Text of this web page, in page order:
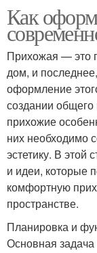
Как
Прихожая — это
дом, и
оформление
создании
прихожие
них необходимо
эстетику. В этой
и идеи, которые
комфортную
пространстве.
Планировка и
Основная